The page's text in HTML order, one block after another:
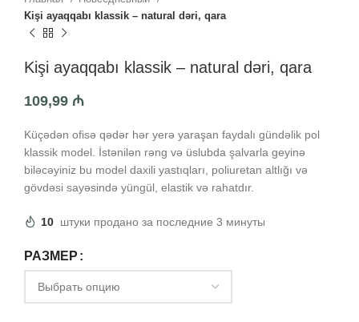
Kişi ayaqqabı klassik – natural dəri, qara
Kişi ayaqqabı klassik – natural dəri, qara
109,99 ₼
Küçədən ofisə qədər hər yerə yaraşan faydalı gündəlik pol
klassik model. İstənilən rəng və üslubda şalvarla geyinə
biləcəyiniz bu model daxili yastıqları, poliuretan altlığı və
gövdəsi sayəsində yüngül, elastik və rahatdır.
10 штуки продано за последние 3 минуты
РАЗМЕР